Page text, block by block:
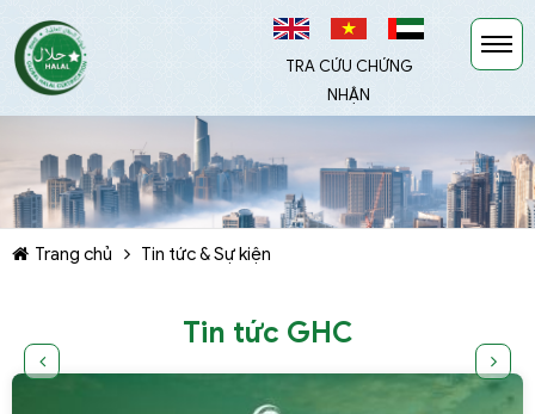
TRA CỨU CHỨNG
NHẬN
Trang chủ Tin tức & Sự kiện
Tin tức GHC